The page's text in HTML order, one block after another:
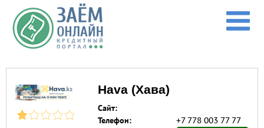
Перейти к основному содержанию
Hava (Хава)
Сайт:
Телефон:
+7 778 003 77 77